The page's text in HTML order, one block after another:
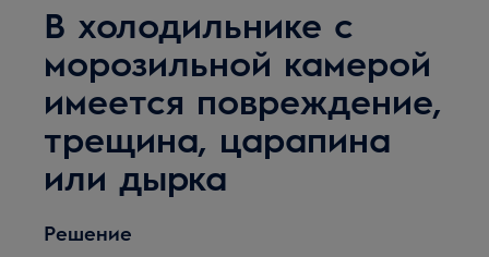
В холодильнике с
морозильной камерой
имеется повреждение,
трещина, царапина
или дырка
Решение